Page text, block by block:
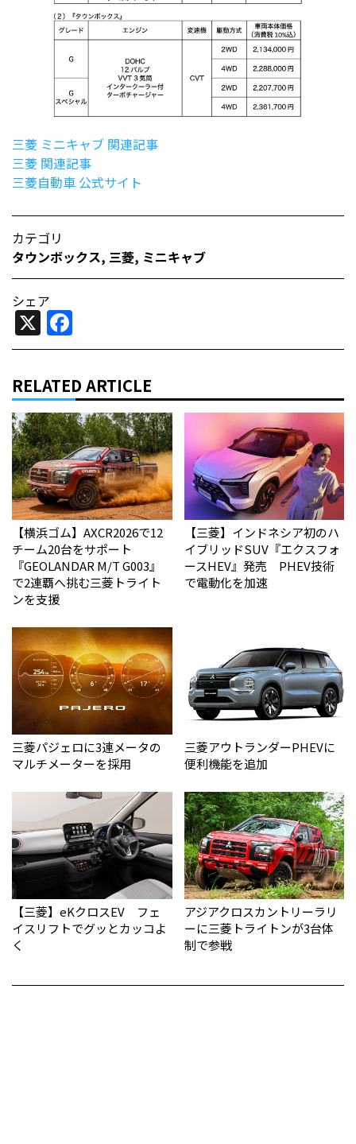
三菱 ミニキャブ 関連記事
三菱 関連記事
三菱自動車 公式サイト
カテゴリ
タウンボックス, 三菱, ミニキャブ
シェア
X
RELATED ARTICLE
【横浜ゴム】AXCR2026で12
チーム20台をサポート
『GEOLANDAR M/T G003』
で2連覇へ挑む三菱トライト
ンを支援
【三菱】インドネシア初のハ
イブリッドSUV『エクスフォ
ースHEV』発売 PHEV技術
で電動化を加速
三菱パジェロに3連メータの
マルチメーターを採用
三菱アウトランダーPHEVに
便利機能を追加
【三菱】eKクロスEV フェ
イスリフトでグッとカッコよ
く
アジアクロスカントリーラリ
ーに三菱トライトンが3台体
制で参戦